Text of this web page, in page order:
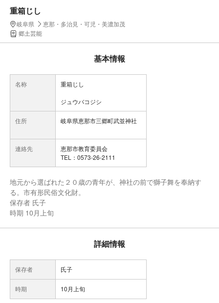
重箱じし
岐阜県
恵那・多治見・可児・美濃加茂
郷土芸能
基本情報
名称 重箱じし
ジュウバコジシ
住所 岐阜県恵那市三郷町武並神社
連絡先
恵那市教育委員会
TEL：0573-26-2111
地元から選ばれた２０歳の青年が、神社の前で獅子舞を奉納す
る。市有形民俗文化財。
保存者 氏子
時期 10月上旬
詳細情報
保存者 氏子
時期 10月上旬